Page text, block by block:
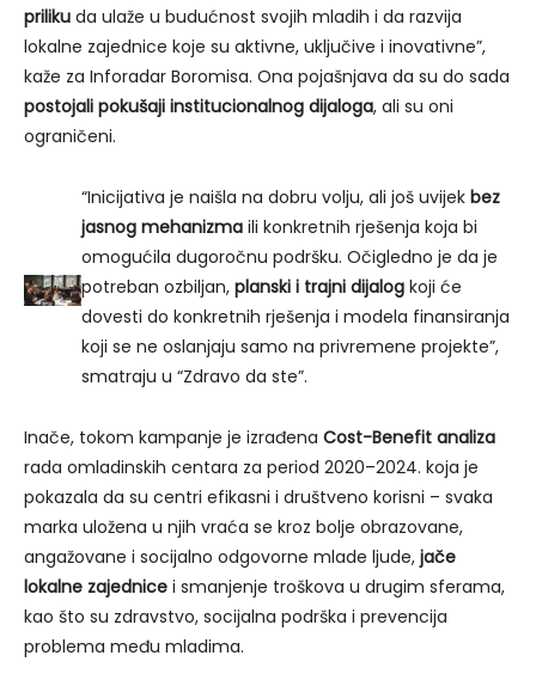
priliku da ulaže u budućnost svojih mladih i da razvija
lokalne zajednice koje su aktivne, uključive i inovativne”,
kaže za Inforadar Boromisa. Ona pojašnjava da su do sada
postojali pokušaji institucionalnog dijaloga, ali su oni
ograničeni.
“Inicijativa je naišla na dobru volju, ali još uvijekbez
jasnog mehanizma ili konkretnih rješenja koja bi
omogućila dugoročnu podršku. Očigledno je da je
potreban ozbiljan,planski i trajni dijalog koji će
dovesti do konkretnih rješenja i modela finansiranja
koji se ne oslanjaju samo na privremene projekte”,
smatraju u “Zdravo da ste”.
Inače, tokom kampanje je izrađena Cost-Benefit analiza
rada omladinskih centara za period 2020–2024. koja je
pokazala da su centri efikasni i društveno korisni – svaka
marka uložena u njih vraća se kroz bolje obrazovane,
angažovane i socijalno odgovorne mlade ljude, jače
lokalne zajednice i smanjenje troškova u drugim sferama,
kao što su zdravstvo, socijalna podrška i prevencija
problema među mladima.